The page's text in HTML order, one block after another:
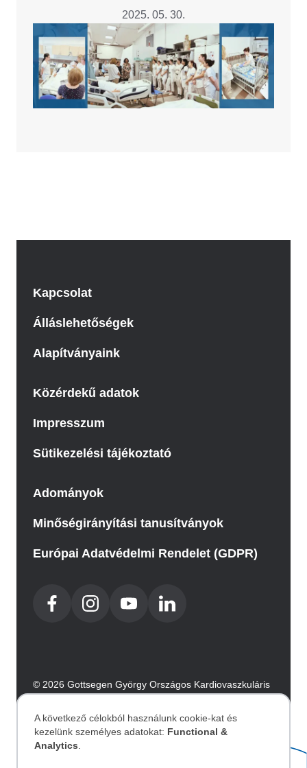
2025. 05. 30.
Kapcsolat
Álláslehetőségek
Alapítványaink
Közérdekű adatok
Impresszum
Sütikezelési tájékoztató
Adományok
Minőségirányítási tanusítványok
Európai Adatvédelmi Rendelet (GDPR)
© 2026 Gottsegen György Országos Kardiovaszkuláris
Intézet. Minden jog fenntartva.
Személyes
A következő célokból használunk cookie-kat és
kezelünk személyes adatokat: Functional &
Analytics